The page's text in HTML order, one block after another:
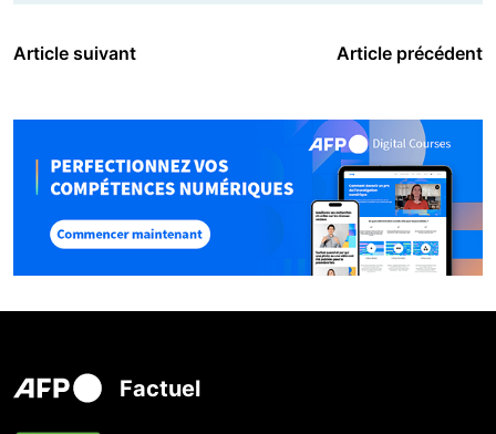
Article suivant Article précédent
Factuel